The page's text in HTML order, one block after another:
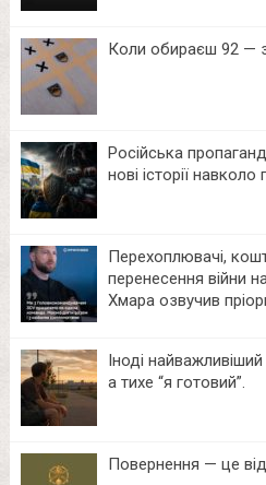
Коли обираєш 92 —
Російська
нові історії навколо
Перехоплювачі,
перенесення війни
Хмара озвучив
Іноді
а тихе “я готовий”.
Повернення — це